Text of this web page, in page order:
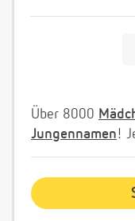
Über 8000
Jungennamen!